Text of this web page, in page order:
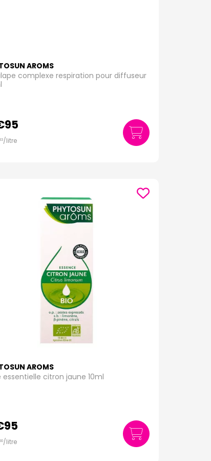
AROMS
complexe respiration pour diffuseur
95
/litre
AROMS
essentielle citron jaune 10ml
95
/litre